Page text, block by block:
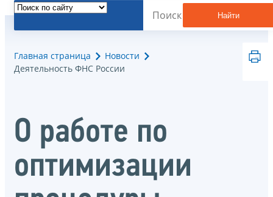
Найти
Главная страница
Новости
Деятельность ФНС России
О работе по
оптимизации